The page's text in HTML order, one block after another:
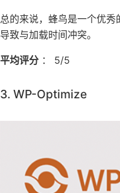
总的来说，蜂鸟是一个优
导致与加载时间冲突。
平均评分 ： 5/5
3. WP-Optimize